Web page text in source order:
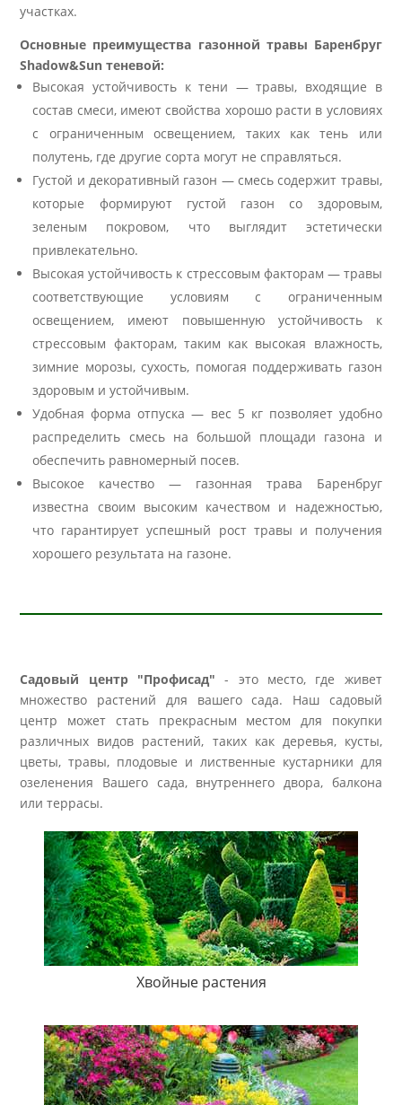
участках.
Основные преимущества газонной травы Баренбруг
Shadow&Sun теневой:
Высокая устойчивость к тени — травы, входящие в
состав смеси, имеют свойства хорошо расти в условиях
с ограниченным освещением, таких как тень или
полутень, где другие сорта могут не справляться.
Густой и декоративный газон — смесь содержит травы,
которые формируют густой газон со здоровым,
зеленым покровом, что выглядит эстетически
привлекательно.
Высокая устойчивость к стрессовым факторам — травы
соответствующие условиям с ограниченным
освещением, имеют повышенную устойчивость к
стрессовым факторам, таким как высокая влажность,
зимние морозы, сухость, помогая поддерживать газон
здоровым и устойчивым.
Удобная форма отпуска — вес 5 кг позволяет удобно
распределить смесь на большой площади газона и
обеспечить равномерный посев.
Высокое качество — газонная трава Баренбруг
известна своим высоким качеством и надежностью,
что гарантирует успешный рост травы и получения
хорошего результата на газоне.
Садовый центр "Профисад" - это место, где живет
множество растений для вашего сада. Наш садовый
центр может стать прекрасным местом для покупки
различных видов растений, таких как деревья, кусты,
цветы, травы, плодовые и лиственные кустарники для
озеленения Вашего сада, внутреннего двора, балкона
или террасы.
Хвойные растения